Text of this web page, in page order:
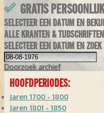
GRATIS
SELECTEER EEN DATUM EN
ALLE KRANTEN &
SELECTEER EEN DATUM EN
Doorzoek archief
HOOFDPERIODES:
Jaren 1700 - 1800
Jaren 1801 - 1850